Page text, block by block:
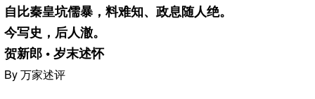
自比秦皇坑儒暴，料难知、政息随人绝。
今写史，后人澈。
贺新郎 • 岁末述怀
By 万家述评